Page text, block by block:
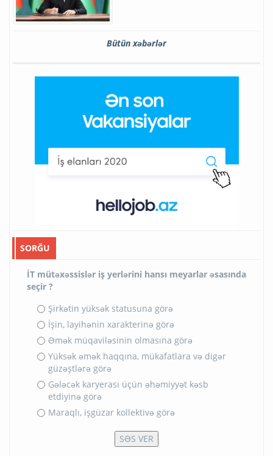
Bütün xəbərlər
SORĞU
İT mütəxəssislər iş yerlərini hansı meyarlar əsasında
seçir ?
Şirkətin yüksək statusuna görə
İşin, layihənin xarakterinə görə
Əmək müqaviləsinin olmasına görə
Yüksək əmək haqqına, mükafatlara və digər
güzəştlərə görə
Gələcək karyerası üçün əhəmiyyət kəsb
etdiyinə görə
Maraqlı, işgüzar kollektivə görə